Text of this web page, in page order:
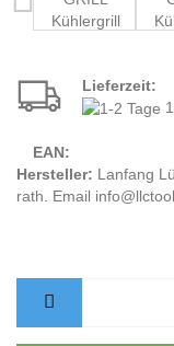
Lieferzeit:
EAN:
Hersteller: Lanfang
rath. Email